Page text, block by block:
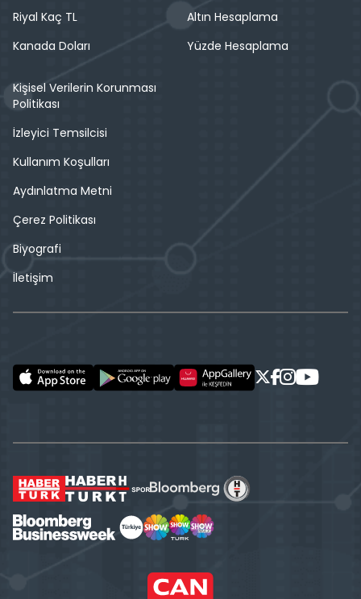
Riyal Kaç TL
Kanada Doları
Altın Hesaplama
Yüzde Hesaplama
Kişisel Verilerin Korunması
Politikası
İzleyici Temsilcisi
Kullanım Koşulları
Aydınlatma Metni
Çerez Politikası
Biyografi
İletişim